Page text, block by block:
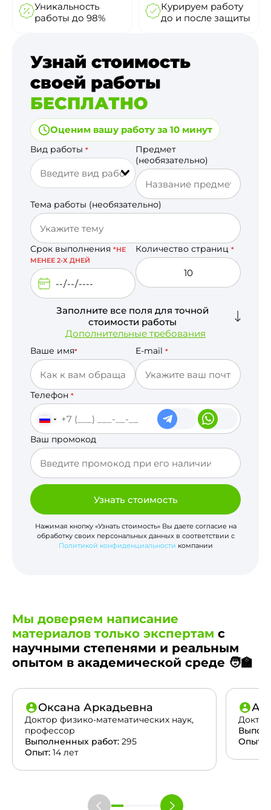
Уникальность
работы до 98%
Курируем работу
до и после защиты
Узнай стоимость
своей работы
БЕСПЛАТНО
Оценим вашу работу за 10 минут
Вид работы *
Предмет
(необязательно)
Тема работы (необязательно)
Срок выполнения *НЕ
МЕНЕЕ 2-Х ДНЕЙ
Количество страниц *
Заполните все поля для точной
стоимости работы
Дополнительные требования
Ваше имя* E-mail *
Телефон *
Ваш промокод
Узнать стоимость
Нажимая кнопку «Узнать стоимость» Вы даете согласие на
обработку своих персональных данных в соответствии с
Политикой конфиденциальности компании
Мы доверяем написание
материалов только экспертам с
научными степенями и реальным
опытом в академической среде 🧑‍🏫
Оксана Аркадьевна
Доктор физико-математических наук,
профессор
Выполненных работ: 295
Опыт: 14 лет
Опыт: